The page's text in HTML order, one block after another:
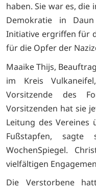
haben. Sie war es, die
Demokratie in
Initiative ergriffen für
für die Opfer der
Maaike Thijs,
im Kreis
Vorsitzende des
Vorsitzenden hat sie
Leitung des
Fußstapfen,
WochenSpiegel.
vielfältigen
Die Verstorbene